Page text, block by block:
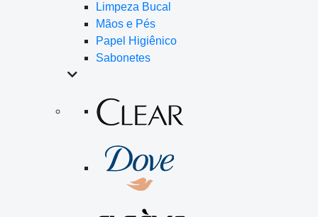
Limpeza Bucal
Mãos e Pés
Papel Higiênico
Sabonetes